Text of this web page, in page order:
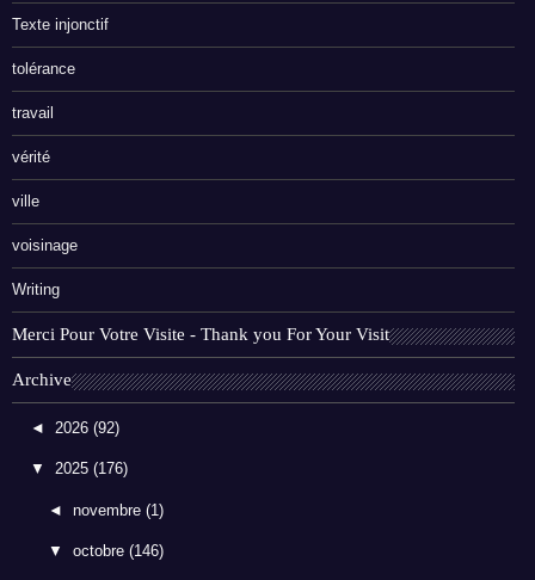
Texte injonctif
tolérance
travail
vérité
ville
voisinage
Writing
Merci Pour Votre Visite - Thank you For Your Visit
Archive
◄ 2026 (92)
▼ 2025 (176)
◄novembre(1)
▼octobre(146)